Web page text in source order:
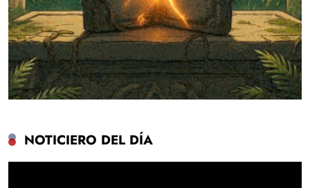
NOTICIERO DEL DÍA